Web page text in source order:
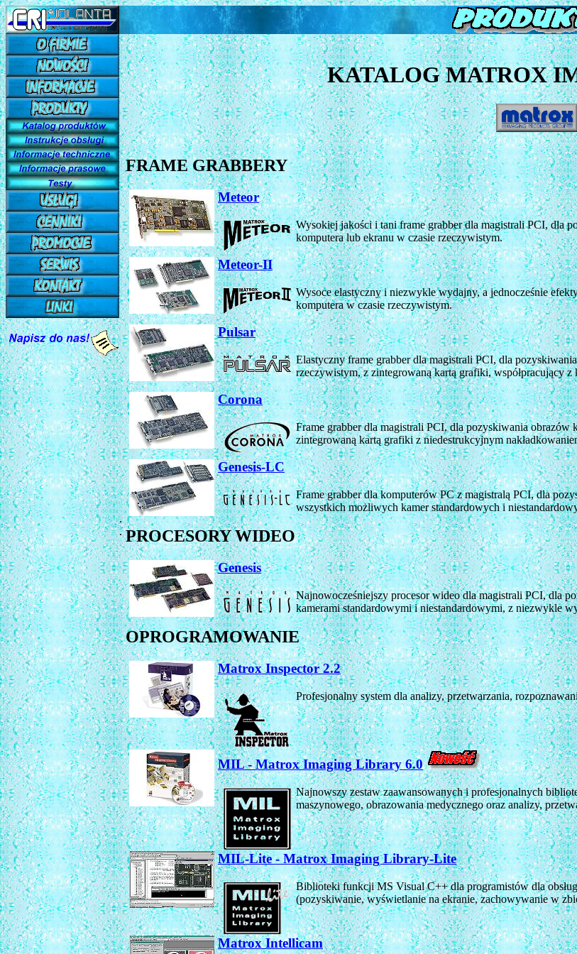
.
.
KATALOG MATROX
FRAME GRABBERY
Meteor
Wysokiej jakości i tani frame grabber dla magistrali PCI, dla
komputera lub ekranu w czasie rzeczywistym.
Meteor-II
Wysoce elastyczny i niezwykle wydajny, a jednocześnie
komputera w czasie rzeczywistym.
Pulsar
Elastyczny frame grabber dla magistrali PCI, dla
rzeczywistym, z zintegrowaną kartą grafiki, współpracujący
Corona
Frame grabber dla magistrali PCI, dla pozyskiwania
zintegrowaną kartą grafiki z niedestrukcyjnym
Genesis-LC
Frame grabber dla komputerów PC z magistralą PCI, dla
wszystkich możliwych kamer standardowych i
PROCESORY WIDEO
Genesis
Najnowocześniejszy procesor wideo dla magistrali PCI, dla
kamerami standardowymi i niestandardowymi, z niezwykle
OPROGRAMOWANIE
Matrox Inspector 2.2
Profesjonalny system dla analizy, przetwarzania,
MIL - Matrox Imaging Library 6.0
Najnowszy zestaw zaawansowanych i profesjonalnych
maszynowego, obrazowania medycznego oraz analizy,
MIL-Lite - Matrox Imaging Library-Lite
Biblioteki funkcji MS Visual C++ dla programistów dla
(pozyskiwanie, wyświetlanie na ekranie, zachowywanie w
Matrox Intellicam